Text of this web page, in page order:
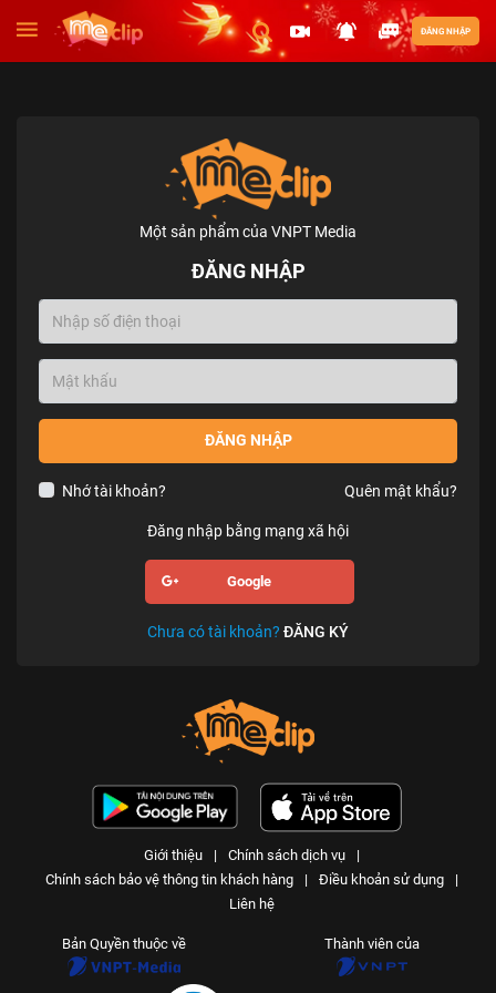
ĐĂNG NHẬP
Một sản phẩm của VNPT Media
ĐĂNG NHẬP
ĐĂNG NHẬP
Nhớ tài khoản? Quên mật khẩu?
Đăng nhập bằng mạng xã hội
Google
Chưa có tài khoản? ĐĂNG KÝ
Giới thiệu | Chính sách dịch vụ
|
Chính sách bảo vệ thông tin khách hàng
| Điều khoản sử dụng
|
Liên hệ
Bản Quyền thuộc về Thành viên của